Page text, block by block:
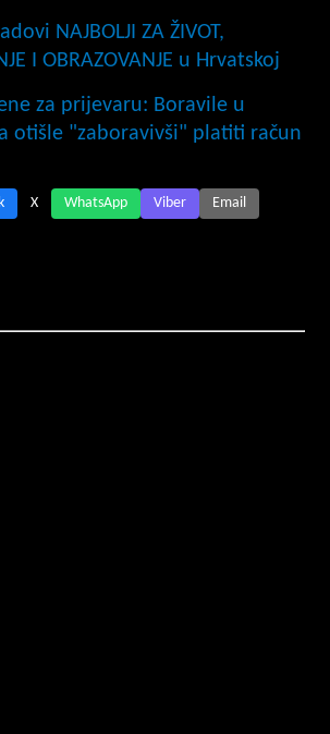
NAJBOLJI ZA ŽIVOT,
I OBRAZOVANJE u Hrvatskoj
za prijevaru: Boravile u
otišle "zaboravivši" platiti račun
X WhatsApp Viber Email